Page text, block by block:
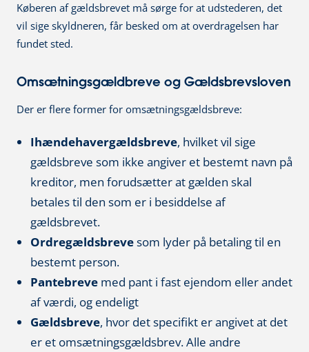
Køberen af gældsbrevet må sørge for at udstederen, det
vil sige skyldneren, får besked om at overdragelsen har
fundet sted.
Omsætningsgældbreve og Gældsbrevsloven
Der er flere former for omsætningsgældsbreve:
Ihændehavergældsbreve, hvilket vil sige
gældsbreve som ikke angiver et bestemt navn på
kreditor, men forudsætter at gælden skal
betales til den som er i besiddelse af
gældsbrevet.
Ordregældsbrevesom lyder på betaling til en
bestemt person.
Pantebreve med pant i fast ejendom eller andet
af værdi, og endeligt
Gældsbreve, hvor det specifikt er angivet at det
er et omsætningsgældsbrev. Alle andre